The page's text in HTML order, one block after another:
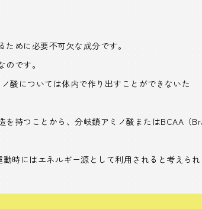
めに必要不可欠な成分です。
です。
酸については体内で作り出すことができないた
持つことから、分岐鎖アミノ酸またはBCAA（
時にはエネルギー源として利用されると考えられ